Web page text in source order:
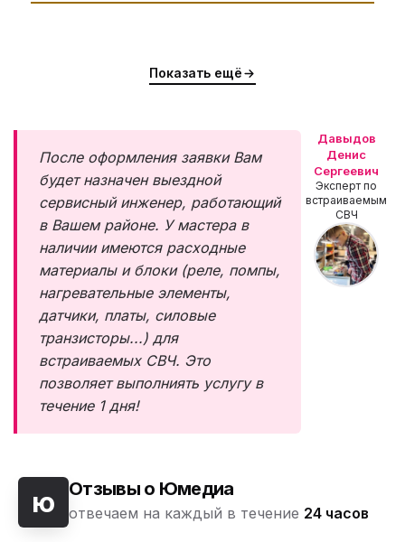
Показать ещё
После оформления заявки Вам
будет назначен выездной
сервисный инженер, работающий
в Вашем районе. У мастера в
наличии имеются расходные
материалы и блоки (реле, помпы,
нагревательные элементы,
датчики, платы, силовые
транзисторы...) для
встраиваемых СВЧ. Это
позволяет выполниять услугу в
течение 1 дня!
Давыдов
Денис
Сергеевич
Эксперт по
встраиваемым
СВЧ
ю Отзывы о Юмедиа
отвечаем на каждый в течение 24 часов